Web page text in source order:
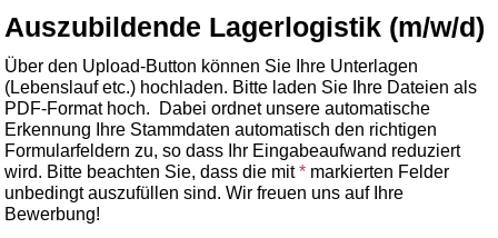
Auszubildende Lagerlogistik (m/w/d)
Über den Upload-Button können Sie Ihre Unterlagen
(Lebenslauf etc.) hochladen. Bitte laden Sie Ihre Dateien als
PDF-Format hoch. Dabei ordnet unsere automatische
Erkennung Ihre Stammdaten automatisch den richtigen
Formularfeldern zu, so dass Ihr Eingabeaufwand reduziert
wird. Bitte beachten Sie, dass die mit* markierten Felder
unbedingt auszufüllen sind. Wir freuen uns auf Ihre
Bewerbung!